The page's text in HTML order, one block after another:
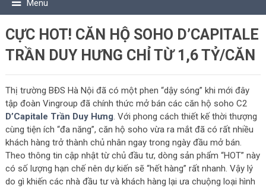
Menu
CỰC HOT! CĂN HỘ SOHO D’CAPITALE
TRẦN DUY HƯNG CHỈ TỪ 1,6 TỶ/CĂN
Thị trường BĐS Hà Nội đã có một phen “dậy sóng” khi mới đây
tập đoàn Vingroup đã chính thức mở bán các căn hộ soho C2
D’Capitale Trần Duy Hưng. Với phong cách thiết kế thời thượng
cùng tiện ích “đa năng”, căn hộ soho vừa ra mắt đã có rất nhiều
khách hàng trở thành chủ nhân ngay trong ngày đầu mở bán.
Theo thông tin cập nhật từ chủ đầu tư, dòng sản phẩm “HOT” này
có số lượng hạn chế nên dự kiến sẽ “hết hàng” rất nhanh. Vậy lý
do gì khiến các nhà đầu tư và khách hàng lại ưa chuộng loại hình